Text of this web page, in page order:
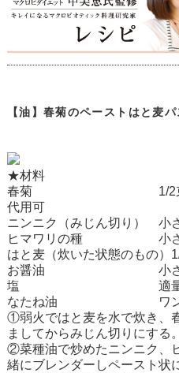
【油】春菊のペーストはと麦
★材料
春菊 1/2束 ※小
代用可
ニンニク（みじん切り） 小
ヒマワリの種 小さ
はと麦（炊いた状態のもの
お醤油 小さじ
塩 適
なたね油 ワンス
①弱火ではと麦を水で炊き、
ましてからみじん切りにする。
②菜種油で炒めたニンニク、
緒にブレンダーしペースト状